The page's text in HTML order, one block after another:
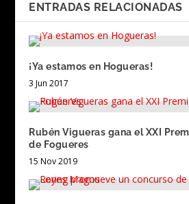
ENTRADAS RELACIONADAS
¡Ya estamos en Hogueras!
3 Jun 2017
Rubén Vigueras gana el XXI
de Fogueres
15 Nov 2019